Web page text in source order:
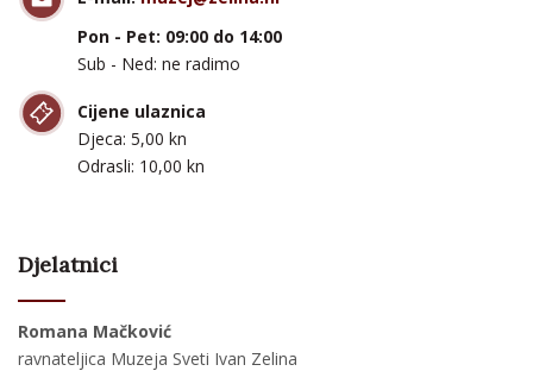
Pon - Pet: 09:00 do 14:00
Sub - Ned: ne radimo
Cijene ulaznica
Djeca: 5,00 kn
Odrasli: 10,00 kn
Djelatnici
Romana Mačković
ravnateljica Muzeja Sveti Ivan Zelina